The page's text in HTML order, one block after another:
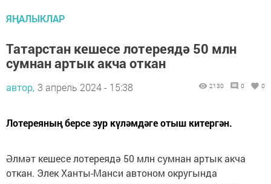
ЯҢАЛЫКЛАР
Татарстан кешесе лотереядә 50 млн
сумнан артык акча откан
автор, 3 апрель 2024 - 15:38 2130 0 0
Лотереяның берсе зур күләмдәге отыш китергән.
Әлмәт кешесе лотереядә 50 млн сумнан артык акча
откан. Элек Ханты-Манси автоном округында